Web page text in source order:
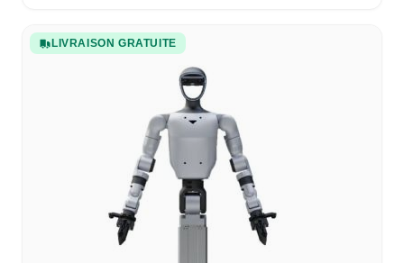
LIVRAISON GRATUITE